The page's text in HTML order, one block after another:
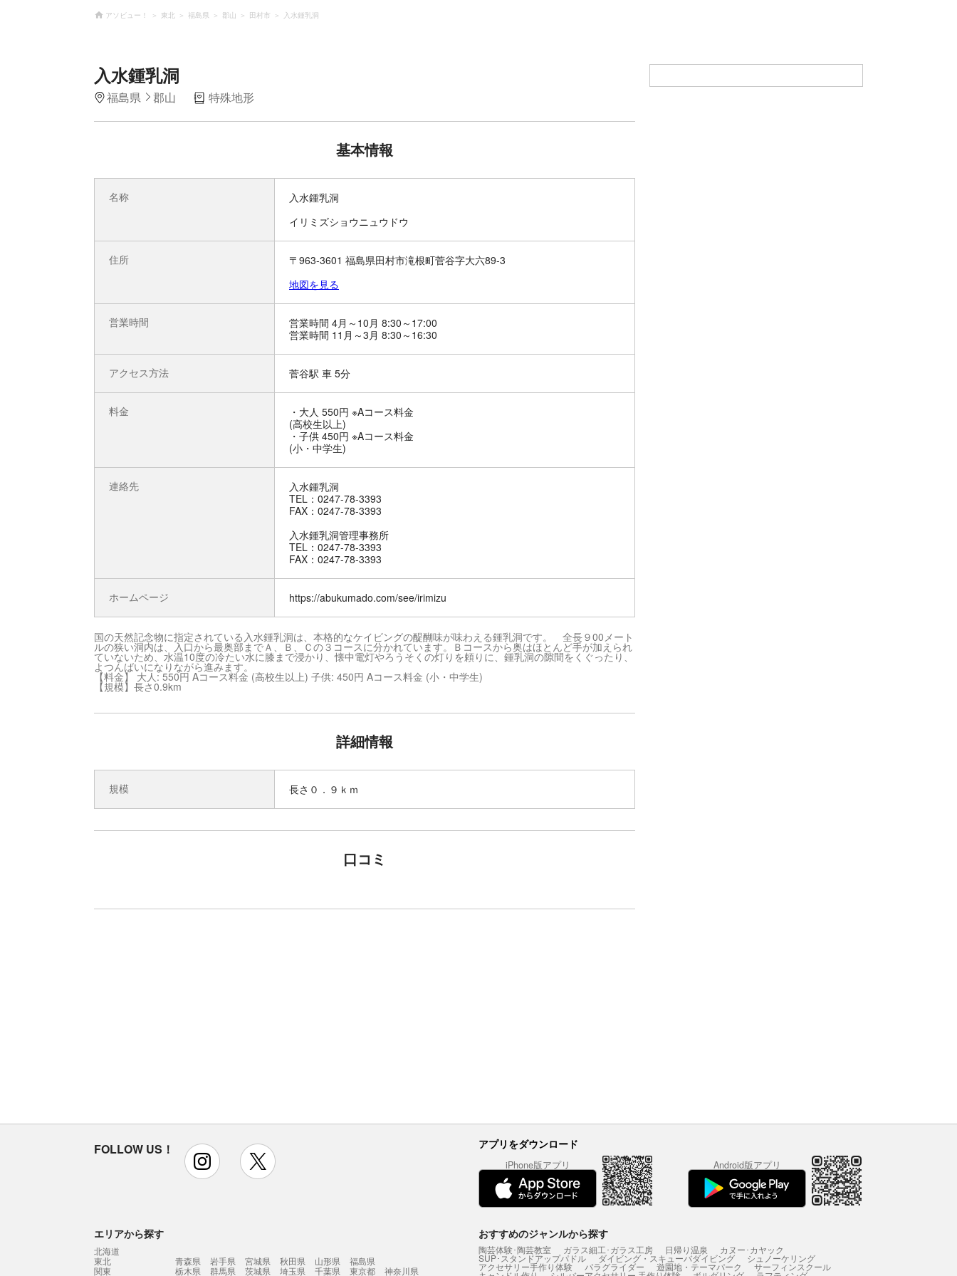
アソビュー！ 東北 福島県 郡山 田村市 入水鍾乳洞
入水鍾乳洞
福島県 郡山 特殊地形
基本情報
名称
入水鍾乳洞
イリミズショウニュウドウ
住所
〒963-3601 福島県田村市滝根町菅谷字大六89-3
地図を見る
営業時間
営業時間 4月～10月 8:30～17:00
営業時間 11月～3月 8:30～16:30
アクセス方法 菅谷駅 車 5分
料金
・大人 550円 ※Aコース料金
(高校生以上)
・子供 450円 ※Aコース料金
(小・中学生)
連絡先
入水鍾乳洞
TEL：0247-78-3393
FAX：0247-78-3393
入水鍾乳洞管理事務所
TEL：0247-78-3393
FAX：0247-78-3393
ホームページ https://abukumado.com/see/irimizu
国の天然記念物に指定されている入水鍾乳洞は、本格的なケイビングの醍醐味が味わえる鍾乳洞です。 全長９00メート
ルの狭い洞内は、入口から最奥部までＡ、Ｂ、Ｃの３コースに分かれています。Ｂコースから奥はほとんど手が加えられ
ていないため、水温10度の冷たい水に膝まで浸かり、懐中電灯やろうそくの灯りを頼りに、鍾乳洞の隙間をくぐったり、
よつんばいになりながら進みます。
【料金】 大人: 550円 Aコース料金 (高校生以上) 子供: 450円 Aコース料金 (小・中学生)
【規模】長さ0.9km
詳細情報
規模 長さ０．９ｋｍ
口コミ
FOLLOW US！ instagram アプリをダウンロード
iPhone版アプリ Android版アプリ
エリアから探す
北海道
東北
青森県 岩手県 宮城県 秋田県 山形県
福島県
関東
栃木県 群馬県 茨城県 埼玉県 千葉県 東京都
神奈川県
おすすめのジャンルから探す
陶芸体験･陶芸教室 ガラス細工･ガラス工房 日帰り温泉 カヌー･カヤック
SUP･スタンドアップパドル ダイビング・スキューバダイビング シュノーケリング
アクセサリー手作り体験 パラグライダー 遊園地・テーマパーク サーフィンスクール